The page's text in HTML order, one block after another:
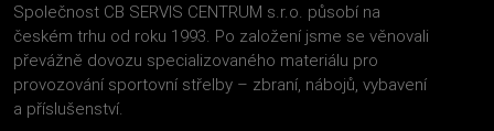
Společnost CB SERVIS CENTRUM s.r.o. působí na
českém trhu od roku 1993. Po založení jsme se věnovali
převážně dovozu specializovaného materiálu pro
provozování sportovní střelby – zbraní, nábojů, vybavení
a příslušenství.